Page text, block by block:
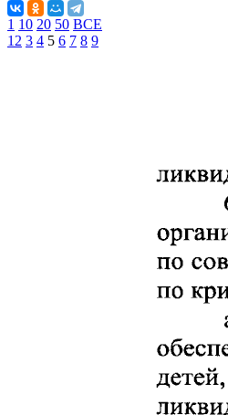
1 10 20 50 ВСЕ
1 2 3 4 5 6 7 8 9